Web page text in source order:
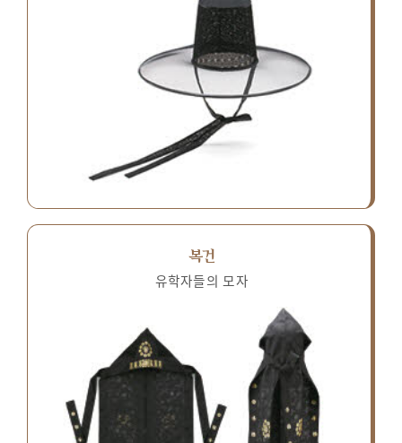
복건
유학자들의 모자